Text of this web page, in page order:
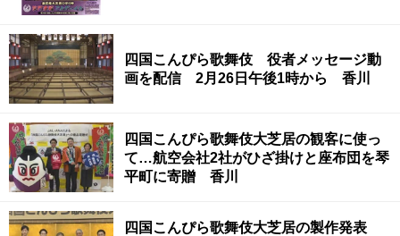
四国こんぴら歌舞伎 役者メッセージ動
画を配信 2月26日午後1時から 香川
四国こんぴら歌舞伎大芝居の観客に使っ
て…航空会社2社がひざ掛けと座布団を琴
平町に寄贈 香川
四国こんぴら歌舞伎大芝居の製作発表